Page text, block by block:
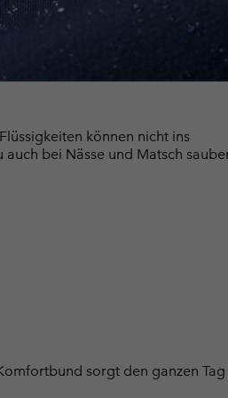
können nicht ins
bei Nässe und Matsch
sorgt den ganzen